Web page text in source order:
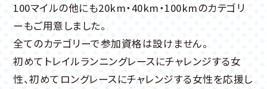
100マイルの他にも20km・40km・100kmのカテゴリ
ーもご用意しました。
全てのカテゴリーで参加資格は設けません。
初めてトレイルランニングレースにチャレンジする女
性、初めてロングレースにチャレンジする女性を応援し